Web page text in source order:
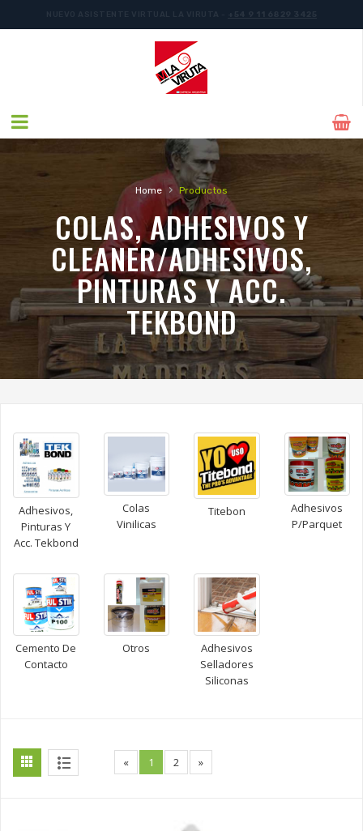
Home › Productos
COLAS, ADHESIVOS Y
CLEANER/ADHESIVOS,
PINTURAS Y ACC.
TEKBOND
Adhesivos,
Pinturas Y
Acc. Tekbond
Colas
Vinilicas
Titebon
Adhesivos
P/Parquet
Cemento De
Contacto
Otros
Adhesivos
Selladores
Siliconas
« 1 2 »